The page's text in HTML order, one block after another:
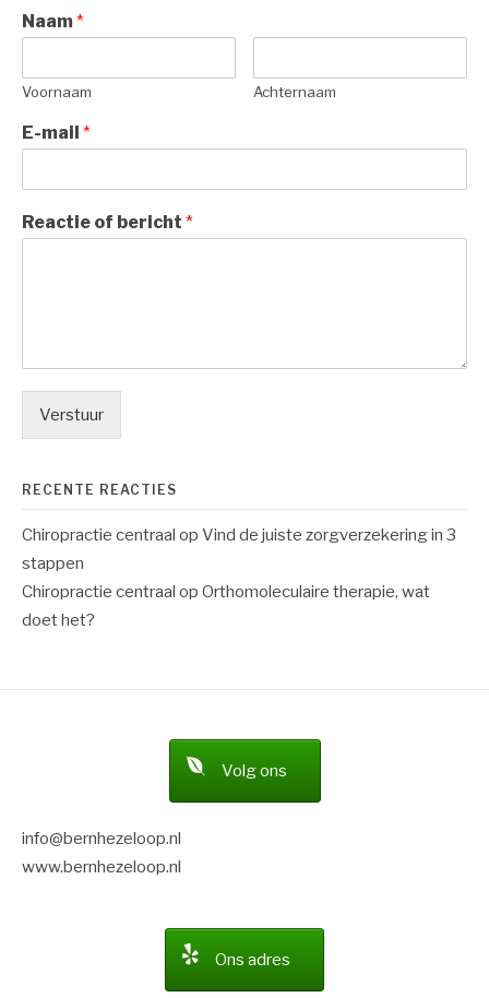
Naam*
Voornaam Achternaam
E-mail *
Reactie of bericht *
Verstuur
RECENTE REACTIES
Chiropractie centraal op Vind de juiste zorgverzekering in 3
stappen
Chiropractie centraal op Orthomoleculaire therapie, wat
doet het?
Volg ons
info@bernhezeloop.nl
www.bernhezeloop.nl
Ons adres